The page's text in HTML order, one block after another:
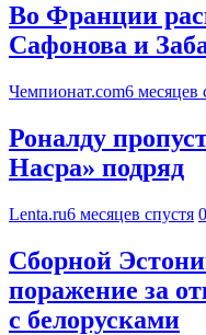
Во Франции
Сафонова и
Чемпионат.com6 месяцев
Роналду
Насра» подряд
Lenta.ru6 месяцев спустя 0
Сборной
поражение за
с белорусками